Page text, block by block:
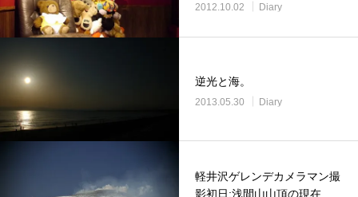
2012.10.02 Diary
逆光と海。
2013.05.30 Diary
軽井沢ゲレンデカメラマン撮
影初日:浅間山山頂の現在